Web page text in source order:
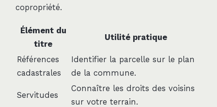
copropriété.
Élément du
titre
Utilité pratique
Références
cadastrales
Identifier la parcelle sur le plan
de la commune.
Servitudes
Connaître les droits des voisins
sur votre terrain.